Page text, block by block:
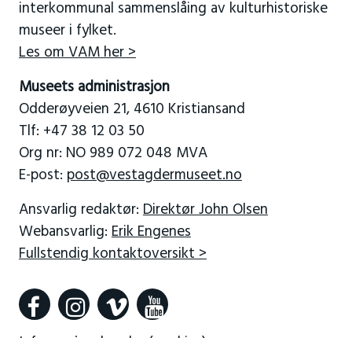
interkommunal sammenslåing av kulturhistoriske
museer i fylket.
Les om VAM her >
Museets administrasjon
Odderøyveien 21, 4610 Kristiansand
Tlf: +47 38 12 03 50
Org nr: NO 989 072 048 MVA
E-post: post@vestagdermuseet.no
Ansvarlig redaktør: Direktør John Olsen
Webansvarlig: Erik Engenes
Fullstendig kontaktoversikt >